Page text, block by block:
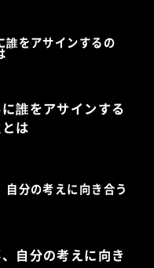
誰をアサインする
は
自分の考えに向き